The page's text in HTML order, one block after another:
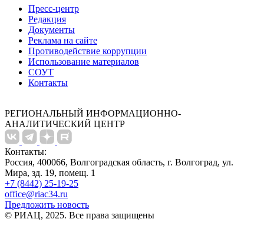
Пресс-центр
Редакция
Документы
Реклама на сайте
Противодействие коррупции
Использование материалов
СОУТ
Контакты
РЕГИОНАЛЬНЫЙ ИНФОРМАЦИОННО-
АНАЛИТИЧЕСКИЙ ЦЕНТР
Контакты:
Россия, 400066, Волгоградская область, г. Волгоград, ул.
Мира, зд. 19, помещ. 1
+7 (8442) 25-19-25
office@riac34.ru
Предложить новость
© РИАЦ, 2025. Все права защищены